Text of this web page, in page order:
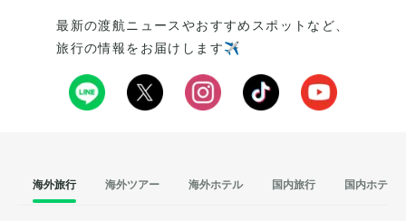
最新の渡航ニュースやおすすめスポットなど、
旅行の情報をお届けします✈️
海外旅行 海外ツアー 海外ホテル 国内旅行 国内ホテル